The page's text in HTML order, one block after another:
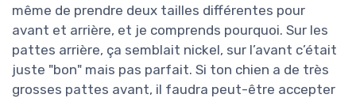
même de prendre deux tailles différentes pour
avant et arrière, et je comprends pourquoi. Sur les
pattes arrière, ça semblait nickel, sur l’avant c’était
juste "bon" mais pas parfait. Si ton chien a de très
grosses pattes avant, il faudra peut-être accepter